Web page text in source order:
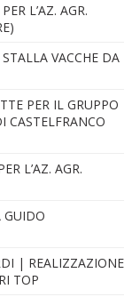
L’AZ. AGR.
VACCHE DA
PER IL GRUPPO
CASTELFRANCO
L’AZ. AGR.
GUIDO
| REALIZZAZIONE
TOP